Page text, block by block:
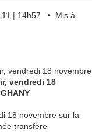
| 14h57 • Mis à
vendredi 18
18 novembre sur la
transfère